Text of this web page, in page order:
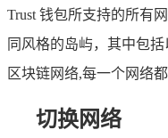
Trust 钱包所支持的所有
同风格的岛屿，其中包
区块链网络,每一个网络
切换网络